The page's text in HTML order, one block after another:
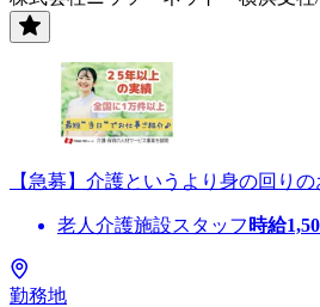
【急募】介護というより身の回り
老人介護施設スタッフ 時給
勤務地